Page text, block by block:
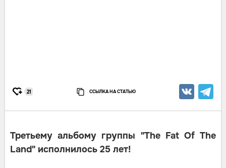
21 ССЫЛКА НА СТАТЬЮ
Третьему альбому группы "The Fat Of The
Land" исполнилось 25 лет!